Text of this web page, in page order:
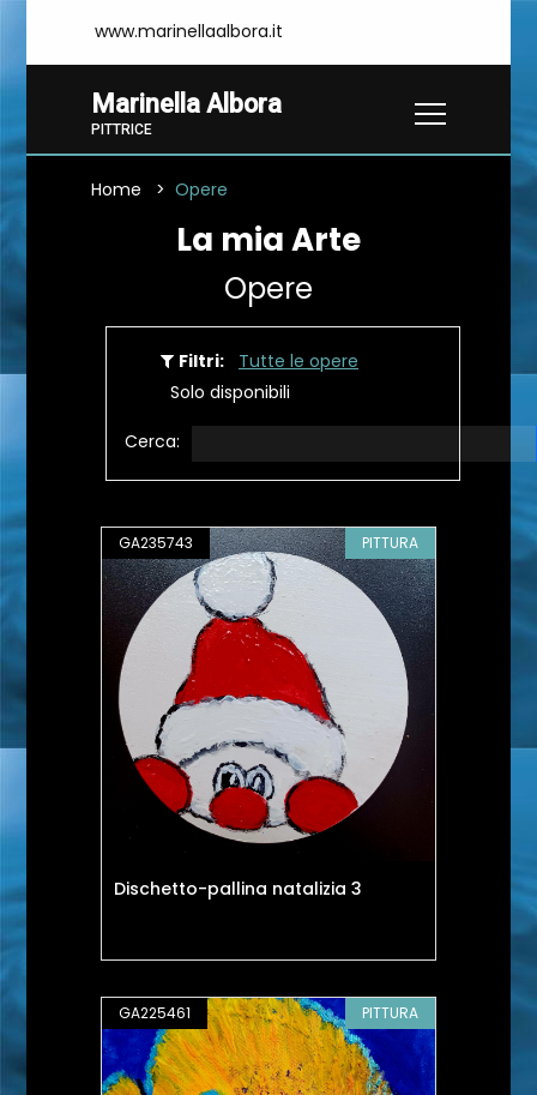
www.marinellaalbora.it
Marinella Albora
PITTRICE
Home Opere
La mia Arte
Opere
Filtri:
Tutte le opere
Solo disponibili
Cerca:
GA235743 PITTURA
Dischetto-pallina natalizia 3
GA225461 PITTURA